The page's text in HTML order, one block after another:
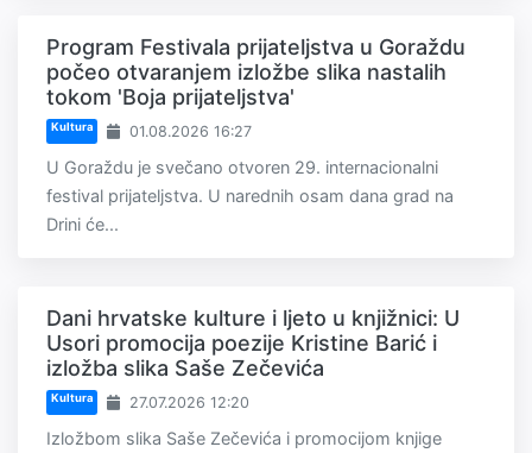
Program Festivala prijateljstva u Goraždu
počeo otvaranjem izložbe slika nastalih
tokom 'Boja prijateljstva'
Kultura 01.08.2026 16:27
U Goraždu je svečano otvoren 29. internacionalni
festival prijateljstva. U narednih osam dana grad na
Drini će...
Dani hrvatske kulture i ljeto u knjižnici: U
Usori promocija poezije Kristine Barić i
izložba slika Saše Zečevića
Kultura 27.07.2026 12:20
Izložbom slika Saše Zečevića i promocijom knjige